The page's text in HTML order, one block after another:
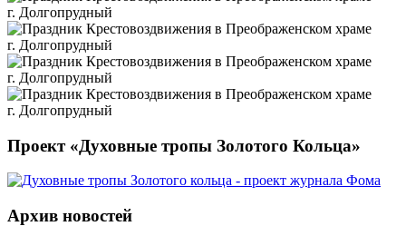
Проект «Духовные тропы Золотого Кольца»
Архив новостей